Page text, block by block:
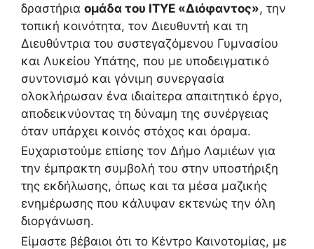
δραστήρια ομάδα του ΙΤΥΕ «Διόφαντος», την
τοπική κοινότητα, τον Διευθυντή και τη
Διευθύντρια του συστεγαζόμενου Γυμνασίου
και Λυκείου Υπάτης, που με υποδειγματικό
συντονισμό και γόνιμη συνεργασία
ολοκλήρωσαν ένα ιδιαίτερα απαιτητικό έργο,
αποδεικνύοντας τη δύναμη της συνέργειας
όταν υπάρχει κοινός στόχος και όραμα.
Ευχαριστούμε επίσης τον Δήμο Λαμιέων για
την έμπρακτη συμβολή του στην υποστήριξη
της εκδήλωσης, όπως και τα μέσα μαζικής
ενημέρωσης που κάλυψαν εκτενώς την όλη
διοργάνωση.
Είμαστε βέβαιοι ότι το Κέντρο Καινοτομίας, με